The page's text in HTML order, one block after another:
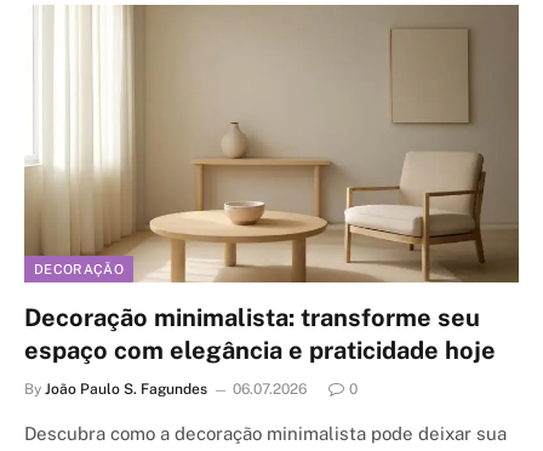
DECORAÇÃO
Decoração minimalista: transforme seu
espaço com elegância e praticidade hoje
By João Paulo S. Fagundes 06.07.2026 0
Descubra como a decoração minimalista pode deixar sua